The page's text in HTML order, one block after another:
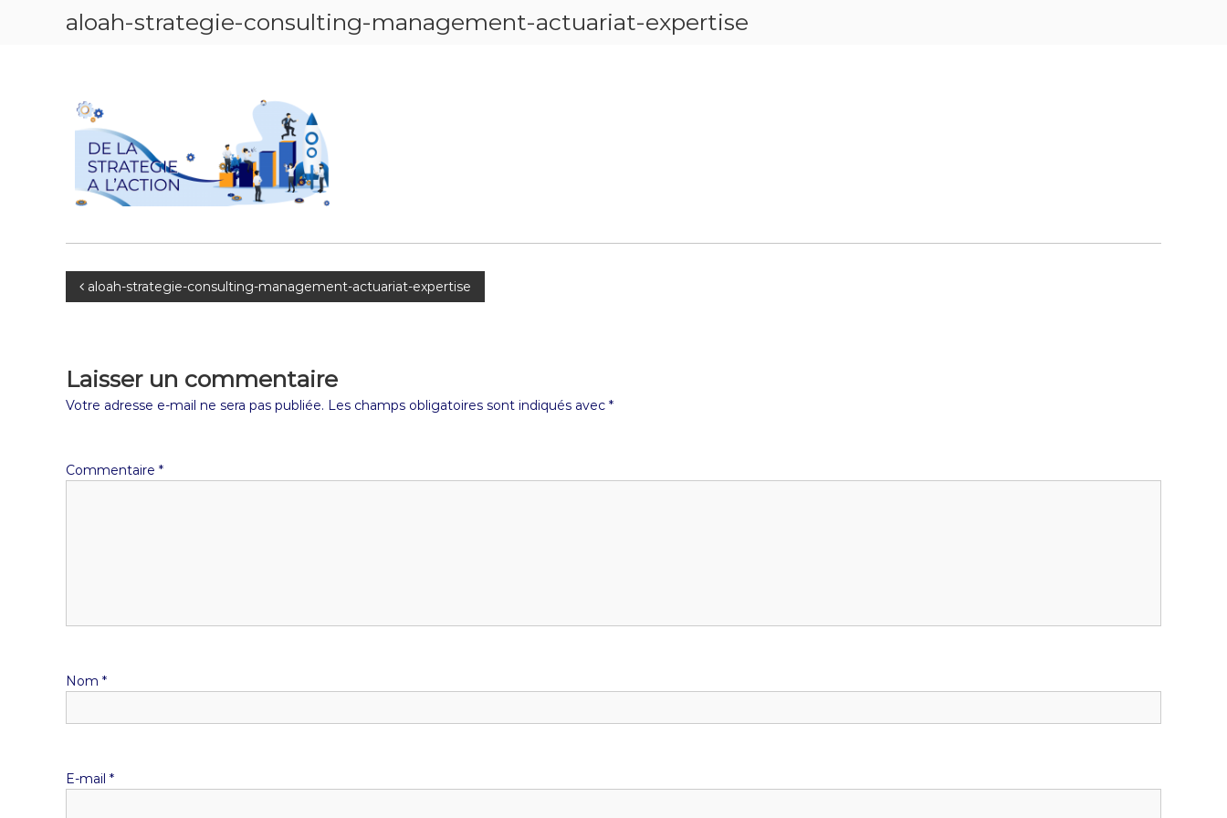
aloah-strategie-consulting-management-actuariat-expertise
aloah-strategie-consulting-management-actuariat-expertise
Laisser un commentaire
Votre adresse e-mail ne sera pas publiée. Les champs obligatoires sont indiqués avec *
Commentaire *
Nom *
E-mail *